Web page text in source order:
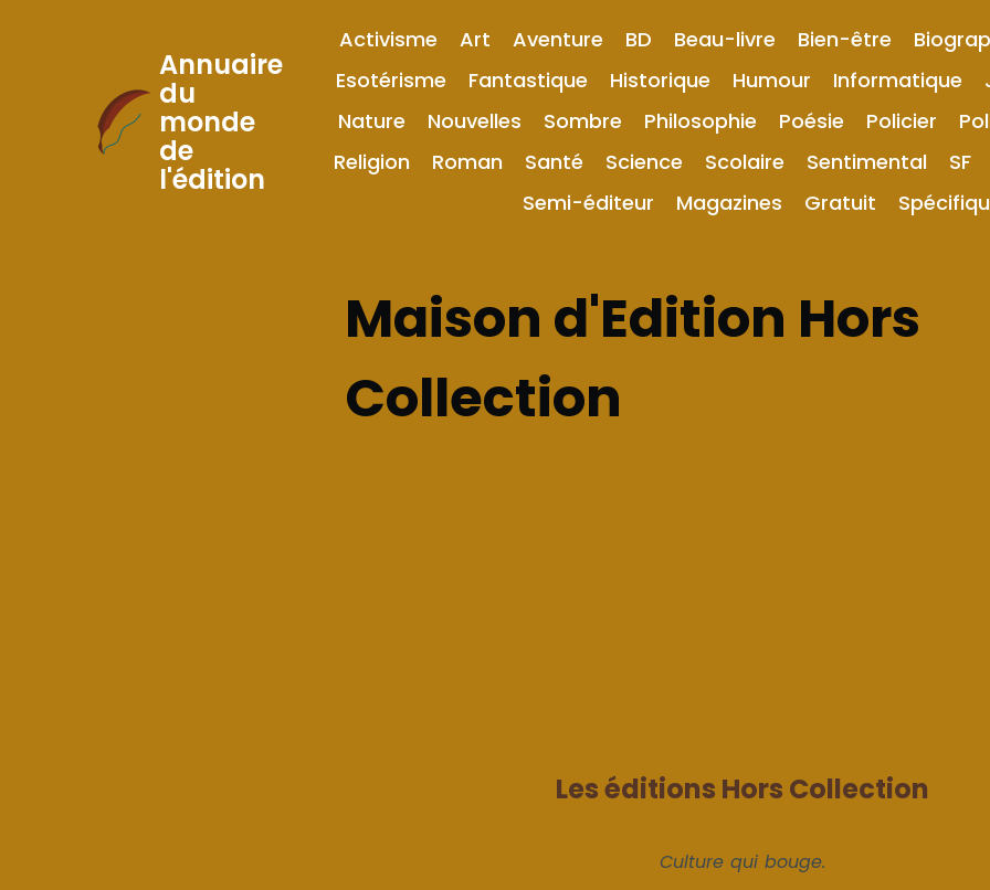
Skip
to
Content
Annuaire
du
monde
de
l'édition
Activisme Art Aventure BD Beau-livre Bien-être
Esotérisme
Fantastique Historique Humour Informatique
Nature
Nouvelles Sombre Philosophie Poésie Policier
Religion
Roman Santé Science Scolaire Sentimental SF
Semi-éditeur
Magazines Gratuit
Maison d'Edition Hors
Collection
Les éditions Hors Collection
Culture qui bouge.